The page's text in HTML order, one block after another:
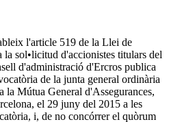
l'article 519 de la Llei de
la sol•licitud d'accionistes titulars del
d'administració d'Ercros publica
de la junta general ordinària
la Mútua General d'Assegurances,
el 29 juny del 2015 a les
i, de no concórrer el quòrum